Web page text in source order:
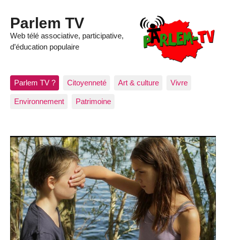
Parlem TV
Web télé associative, participative,
d’éducation populaire
Parlem TV ? Citoyenneté Art & culture Vivre
Environnement Patrimoine